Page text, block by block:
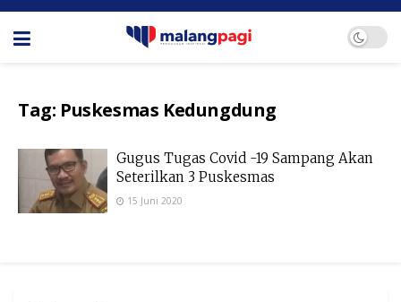
Tag: Puskesmas Kedungdung
Gugus Tugas Covid -19 Sampang Akan
Seterilkan 3 Puskesmas
15 Juni 2020